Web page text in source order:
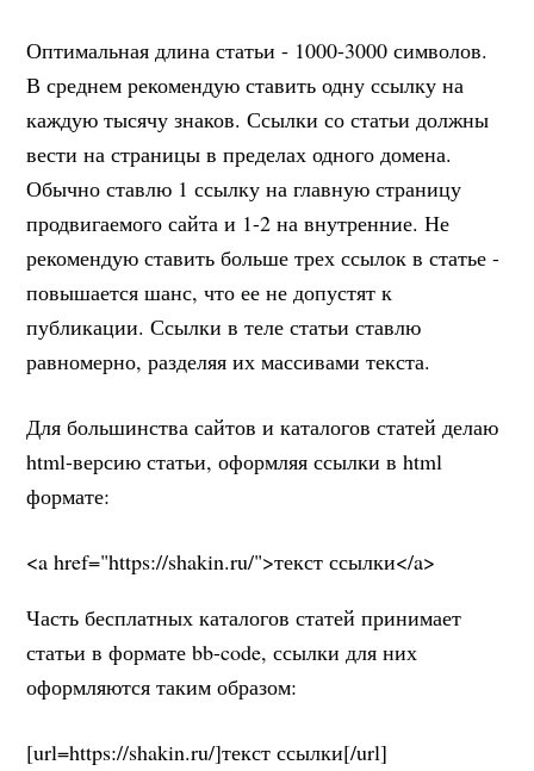
Оптимальная длина статьи - 1000-3000 символов.
В среднем рекомендую ставить одну ссылку на
каждую тысячу знаков. Ссылки со статьи должны
вести на страницы в пределах одного домена.
Обычно ставлю 1 ссылку на главную страницу
продвигаемого сайта и 1-2 на внутренние. Не
рекомендую ставить больше трех ссылок в статье -
повышается шанс, что ее не допустят к
публикации. Ссылки в теле статьи ставлю
равномерно, разделяя их массивами текста.
Для большинства сайтов и каталогов статей делаю
html-версию статьи, оформляя ссылки в html
формате:
<a href="https://shakin.ru/">текст ссылки</a>
Часть бесплатных каталогов статей принимает
статьи в формате bb-code, ссылки для них
оформляются таким образом:
[url=https://shakin.ru/]текст ссылки[/url]